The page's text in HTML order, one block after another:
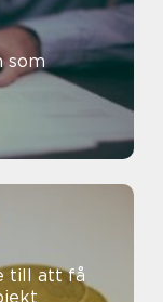
som
till att få